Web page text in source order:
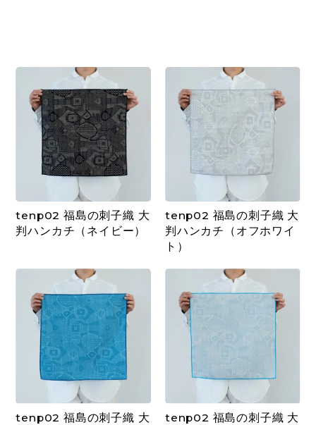
tenp02 福島の刺子織 大
判ハンカチ（ネイビー）
tenp02 福島の刺子織 大
判ハンカチ（オフホワイ
ト）
tenp02 福島の刺子織 大
tenp02 福島の刺子織 大